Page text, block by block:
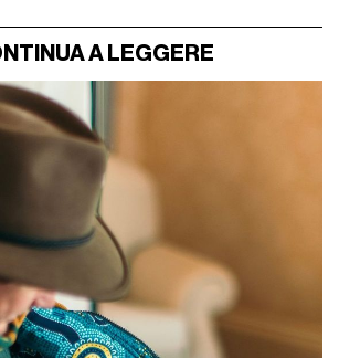
will eat at my table"e l’ennesimo leone.
, condiviso con tanti altri sportivi oltre all’ex
Madrid, che in una recente intervista ha
sedute notturne per completare l’opera
sudamericana
Messi
, ha il più classico in assoluto: la
A differenza di braccia e spalle, dove i
nessun back-piece, ma
un singolo